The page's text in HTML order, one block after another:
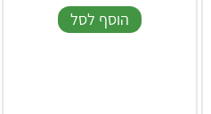
הוסף לסל